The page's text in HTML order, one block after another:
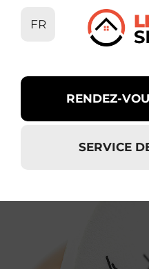
FR
RENDEZ-
SERVICE